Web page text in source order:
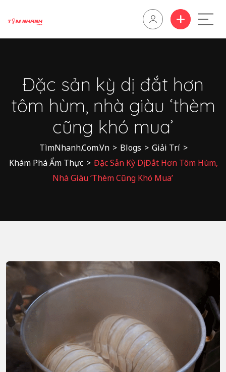
Đặc sản kỳ dị đắt hơn
tôm hùm, nhà giàu ‘thèm
cũng khó mua’
TìmNhanh.Com.Vn > Blogs > Giải Trí >
Khám Phá Ẩm Thực > Đặc Sản Kỳ Dị Đắt Hơn Tôm Hùm,
Nhà Giàu ‘thèm Cũng Khó Mua’